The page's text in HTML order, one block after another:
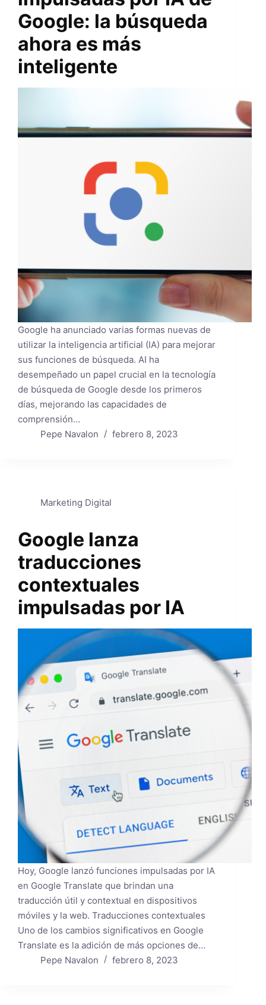
Google: la búsqueda
ahora es más
inteligente
Google ha anunciado varias formas nuevas de
utilizar la inteligencia artificial (IA) para mejorar
sus funciones de búsqueda. AI ha
desempeñado un papel crucial en la tecnología
de búsqueda de Google desde los primeros
días, mejorando las capacidades de
comprensión…
Pepe Navalon
febrero 8, 2023
Marketing Digital
Google lanza
traducciones
contextuales
impulsadas por IA
Hoy, Google lanzó funciones impulsadas por IA
en Google Translate que brindan una
traducción útil y contextual en dispositivos
móviles y la web. Traducciones contextuales
Uno de los cambios significativos en Google
Translate es la adición de más opciones de…
Pepe Navalon
febrero 8, 2023